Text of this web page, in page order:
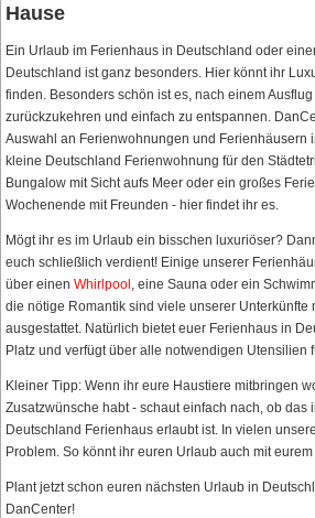
Hause
Ein Urlaub im Ferienhaus in Deutschland oder
Deutschland ist ganz besonders. Hier könnt ihr
finden. Besonders schön ist es, nach einem
zurückzukehren und einfach zu entspannen.
Auswahl an Ferienwohnungen und Ferienhäusern
kleine Deutschland Ferienwohnung für den
Bungalow mit Sicht aufs Meer oder ein großes
Wochenende mit Freunden - hier findet ihr es.
Mögt ihr es im Urlaub ein bisschen luxuriöser?
euch schließlich verdient! Einige unserer
über einen Whirlpool , eine Sauna oder ein
die nötige Romantik sind viele unserer Unterkünfte
ausgestattet. Natürlich bietet euer Ferienhaus in
Platz und verfügt über alle notwendigen Utensilien
Kleiner Tipp: Wenn ihr eure Haustiere mitbringen
Zusatzwünsche habt - schaut einfach nach, ob das
Deutschland Ferienhaus erlaubt ist. In vielen
Problem. So könnt ihr euren Urlaub auch mit
Plant jetzt schon euren nächsten Urlaub in
DanCenter!